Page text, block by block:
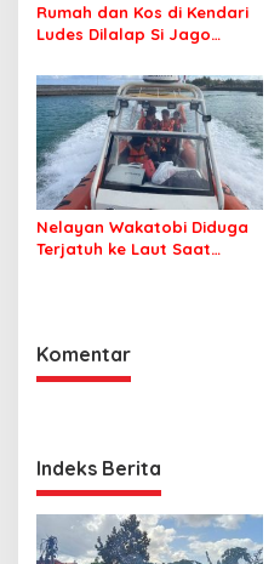
Rumah dan Kos di Kendari
Ludes Dilalap Si Jago
Nelayan Wakatobi Diduga
Terjatuh ke Laut Saat
Komentar
Indeks Berita